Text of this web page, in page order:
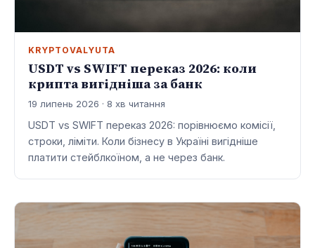
KRYPTOVALYUTA
USDT vs SWIFT переказ 2026: коли
крипта вигідніша за банк
19 липень 2026 · 8 хв читання
USDT vs SWIFT переказ 2026: порівнюємо комісії,
строки, ліміти. Коли бізнесу в Україні вигідніше
платити стейблкоїном, а не через банк.